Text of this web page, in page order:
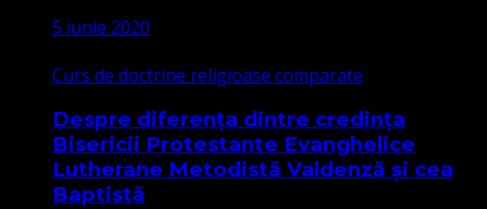
5 iunie 2020
Curs de doctrine religioase comparate
Despre diferența dintre credința
Bisericii Protestante Evanghelice
Lutherane Metodistă Valdenză și cea
Baptistă